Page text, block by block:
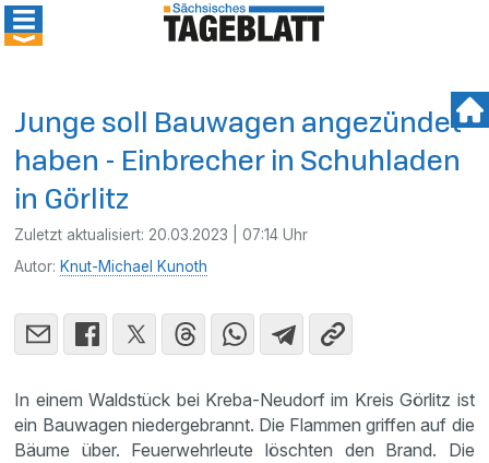
Junge soll Bauwagen angezündet
haben - Einbrecher in Schuhladen
in Görlitz
Zuletzt aktualisiert: 20.03.2023 | 07:14 Uhr
Autor: Knut-Michael Kunoth
In einem Waldstück bei Kreba-Neudorf im Kreis Görlitz ist
ein Bauwagen niedergebrannt. Die Flammen griffen auf die
Bäume über. Feuerwehrleute löschten den Brand. Die